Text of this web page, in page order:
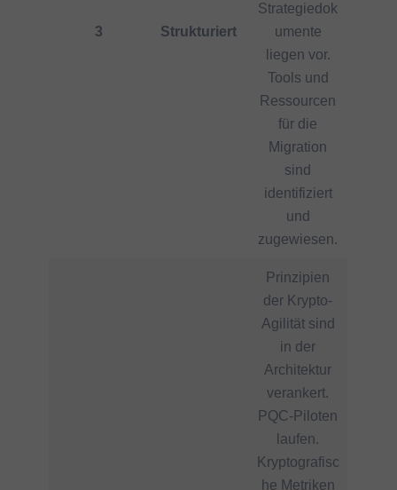
3 Strukturiert
Strategiedok
umente
liegen vor.
Tools und
Ressourcen
für die
Migration
sind
identifiziert
und
zugewiesen.
Prinzipien
der Krypto-
Agilität sind
in der
Architektur
verankert.
PQC-Piloten
laufen.
Kryptografisc
he Metriken